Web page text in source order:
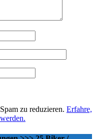
zu reduzieren. Erfahre,